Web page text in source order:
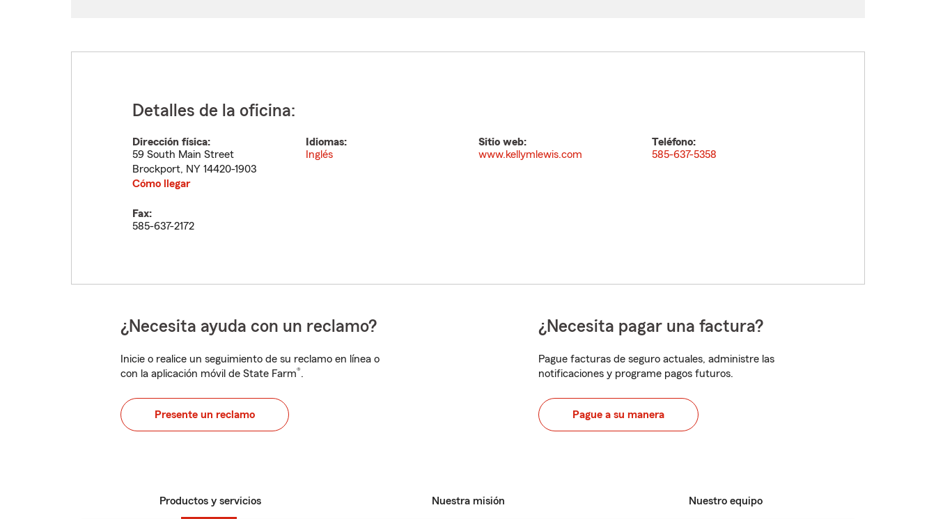
Detalles de la oficina:
Dirección física:
59 South Main Street
Brockport, NY 14420-1903
Cómo llegar
Idiomas:
Inglés
Sitio web:
www.kellymlewis.com
Teléfono:
585-637-5358
Fax:
585-637-2172
¿Necesita ayuda con un reclamo?
Inicie o realice un seguimiento de su reclamo en línea o
con la aplicación móvil de State Farm®.
Presente un reclamo
¿Necesita pagar una factura?
Pague facturas de seguro actuales, administre las
notificaciones y programe pagos futuros.
Pague a su manera
Productos y servicios Nuestra misión Nuestro equipo